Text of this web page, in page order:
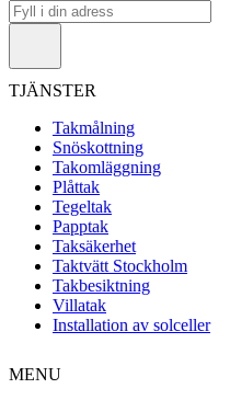
TJÄNSTER
Takmålning
Snöskottning
Takomläggning
Plåttak
Tegeltak
Papptak
Taksäkerhet
Taktvätt Stockholm
Takbesiktning
Villatak
Installation av solceller
MENU